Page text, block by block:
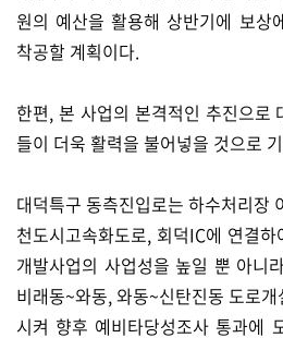
원의 예산을 활용해 상반기에 보상
착공할 계획이다.
한편, 본 사업의 본격적인 추진으로
들이 더욱 활력을 불어넣을 것으로
대덕특구 동측진입로는 하수처리장
천도시고속화도로, 회덕IC에 연결
개발사업의 사업성을 높일 뿐 아니
비래동~와동, 와동~신탄진동 도로
시켜 향후 예비타당성조사 통과에